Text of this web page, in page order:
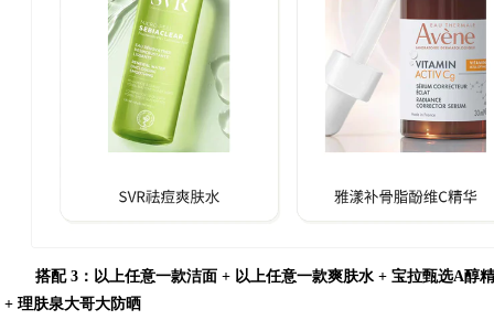
搭配 3：以上任意一款洁面 + 以上任意一款爽肤水 + 宝拉甄选A醇
+ 理肤泉大哥大防晒